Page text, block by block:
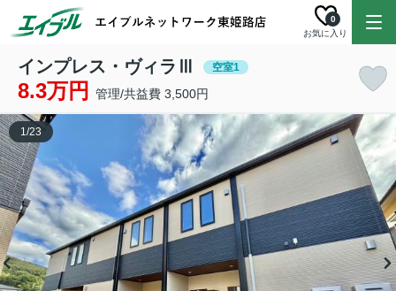
お気に入り
0
インプレス・ヴィラⅢ 空室1
8.3万円 管理/共益費 3,500円
1/23